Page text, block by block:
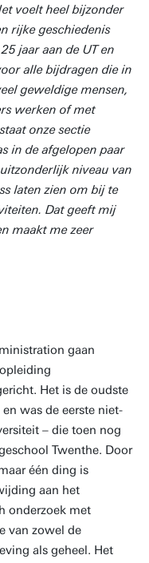
voelt heel bijzonder
rijke geschiedenis
jaar aan de UT en
alle bijdragen die in
geweldige mensen,
werken of met
onze sectie
in de afgelopen paar
niveau van
laten zien om bij te
Dat geeft mij
maakt me zeer
gaan
Het is de oudste
was de eerste niet-
– die toen nog
Twenthe. Door
één ding is
aan het
onderzoek met
van zowel de
als geheel. Het